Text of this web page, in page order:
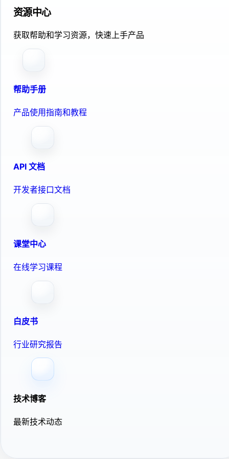
资源中心
获取帮助和学习资源，快速上手产品
帮助手册
产品使用指南和教程
API 文档
开发者接口文档
课堂中心
在线学习课程
白皮书
行业研究报告
技术博客
最新技术动态